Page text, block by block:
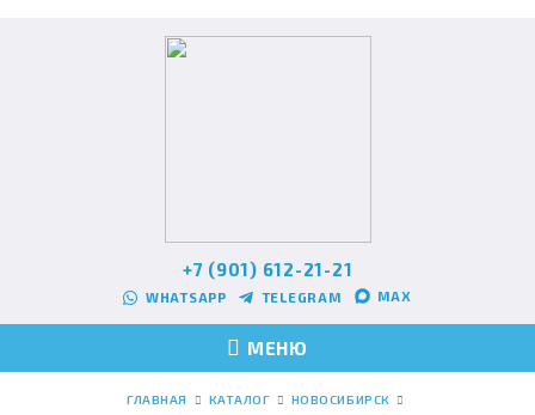
+7 (901) 612-21-21
WHATSAPP TELEGRAM MAX
МЕНЮ
ГЛАВНАЯ КАТАЛОГ НОВОСИБИРСК